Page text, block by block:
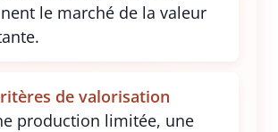
le marché de la valeur
de valorisation
production limitée, une